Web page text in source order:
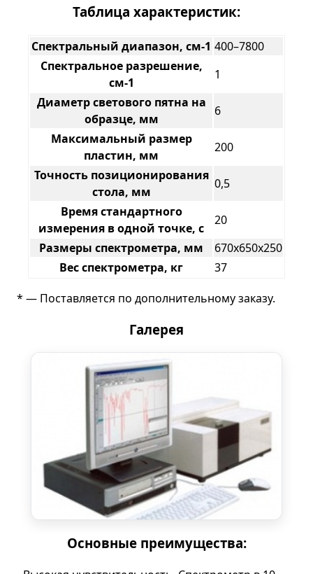
Таблица характеристик:
Спектральный диапазон, см-1 400–7800
Спектральное разрешение,
см-1
1
Диаметр светового пятна на
образце, мм
6
Максимальный размер
пластин, мм
200
Точность позиционирования
стола, мм
0,5
Время стандартного
измерения в одной точке, с
20
Размеры спектрометра, мм
670x650x250
Вес спектрометра, кг
37
* — Поставляется по дополнительному заказу.
Галерея
Основные преимущества: